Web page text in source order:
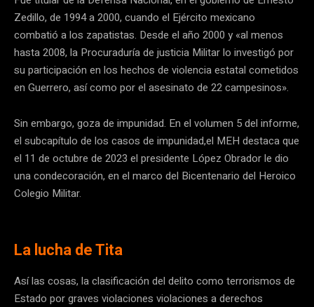
Zedillo, de 1994 a 2000, cuando el Ejército mexicano
combatió a los zapatistas. Desde el año 2000 y «al menos
hasta 2008, la Procuraduría de justicia Militar lo investigó por
su participación en los hechos de violencia estatal cometidos
en Guerrero, así como por el asesinato de 22 campesinos».
Sin embargo, goza de impunidad. En el volumen 5 del informe,
el subcapítulo de los casos de impunidad,el MEH destaca que
el 11 de octubre de 2023 el presidente López Obrador le dio
una condecoración, en el marco del Bicentenario del Heroico
Colegio Militar.
La lucha de Tita
Así las cosas, la clasificación del delito como terrorismos de
Estado por graves violaciones violaciones a derechos